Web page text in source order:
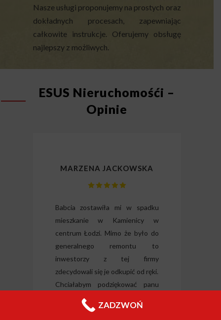
Nasze usługi proponujemy na prostych oraz
dokładnych procesach, zapewniając
całkowite instrukcje. Oferujemy obsługę
najlepszy z możliwych.
ESUS Nieruchomośći –
Opinie
MARZENA JACKOWSKA
Babcia zostawiła mi w spadku
mieszkanie w Kamienicy w
centrum Łodzi. Mimo że było do
generalnego remontu to
inwestorzy z tej firmy
zdecydowali się je odkupić od ręki.
Chciałabym podziękować panu
Filipowi za wyrozumiałość i
wszelką pomoc.ZADZWOŃ